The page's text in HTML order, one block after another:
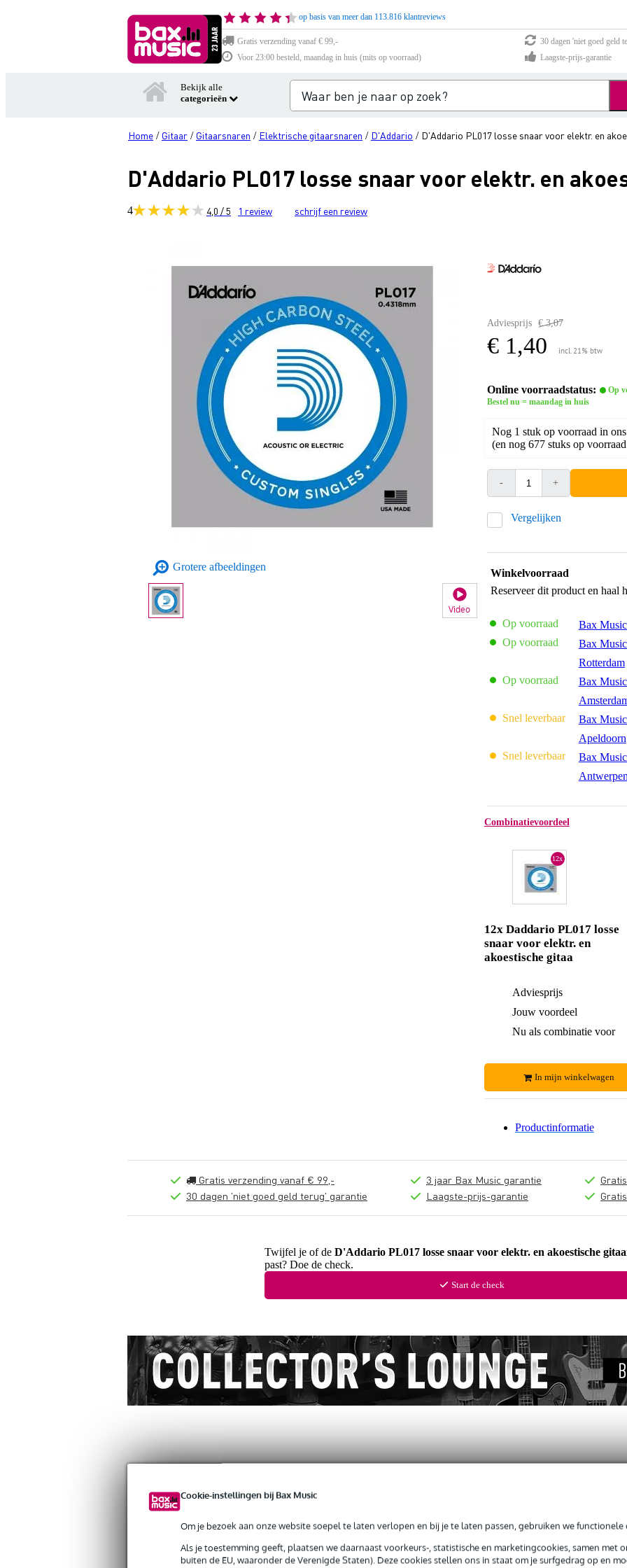
Cookie-instellingen bij Bax Music
Om je bezoek aan onze website soepel te laten verlopen en bij je te laten passen, gebruiken we functionele
Als je toestemming geeft, plaatsen we daarnaast voorkeurs-, statistische en marketingcookies, samen met
buiten de EU, waaronder de Verenigde Staten). Deze cookies stellen ons in staat om je surfgedrag op en
op basis van meer dan 113.816 klantreviews
Gratis verzending vanaf € 99,-
30 dagen 'niet goed geld
Voor 23:00 besteld, maandag in huis (mits op voorraad)
Laagste-prijs-garantie
Bekijk alle
categorieën
Home / Gitaar / Gitaarsnaren / Elektrische gitaarsnaren / D'Addario / D'Addario PL017 losse snaar voor elektr. en
D'Addario PL017 losse snaar voor elektr. en
4 4,0 / 5 1 review schrijf een review
Grotere afbeeldingen
Video
Adviesprijs € 3,07
€ 1,40 incl. 21% btw
Online voorraadstatus:
Op
Bestel nu = maandag in huis
Nog 1 stuk op voorraad in
(en nog 677 stuks op
- +
Vergelijken
Winkelvoorraad
Reserveer dit product en haal
Op voorraad
Bax
Op voorraad
Bax
Rotterdam
Op voorraad
Bax
Snel leverbaar
Bax
Apeldoorn
Snel leverbaar
Bax
Combinatievoordeel
12x
12x Daddario PL017 losse
snaar voor elektr. en
akoestische gitaa
Adviesprijs
Jouw voordeel
Nu als combinatie voor
In mijn winkelwagen
Productinformatie
Gratis verzending vanaf € 99,-
30 dagen 'niet goed geld terug' garantie
3 jaar Bax Music garantie
Laagste-prijs-garantie
Twijfel je of de D'Addario PL017 losse snaar voor elektr. en akoestische
past? Doe de check.
Start de check
D'Addario PL017 losse snaar voor elektr. en akoestische gitaar
ABM-243599